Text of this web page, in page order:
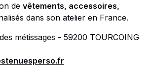
de vêtements, accessoires,
dans son atelier en France.
métissages - 59200 TOURCOING